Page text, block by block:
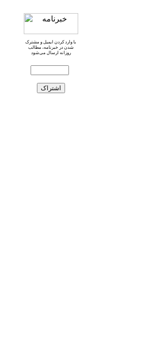
با وارد کردن ایمیل و مشترک
شدن در خبرنامه، مطالب
روزانه ارسال می‌شود